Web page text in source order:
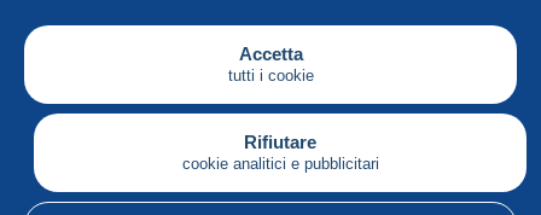
Accetta
tutti i cookie
Rifiutare
cookie analitici e pubblicitari
Società
Servizi
Sta scrivendo
Italiano